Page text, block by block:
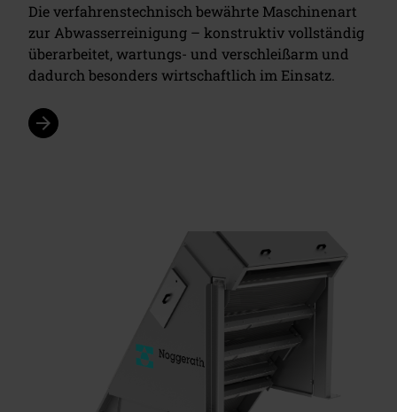
Die verfahrenstechnisch bewährte Maschinenart
zur Abwasserreinigung – konstruktiv vollständig
überarbeitet, wartungs- und verschleißarm und
dadurch besonders wirtschaftlich im Einsatz.
arrow_forward